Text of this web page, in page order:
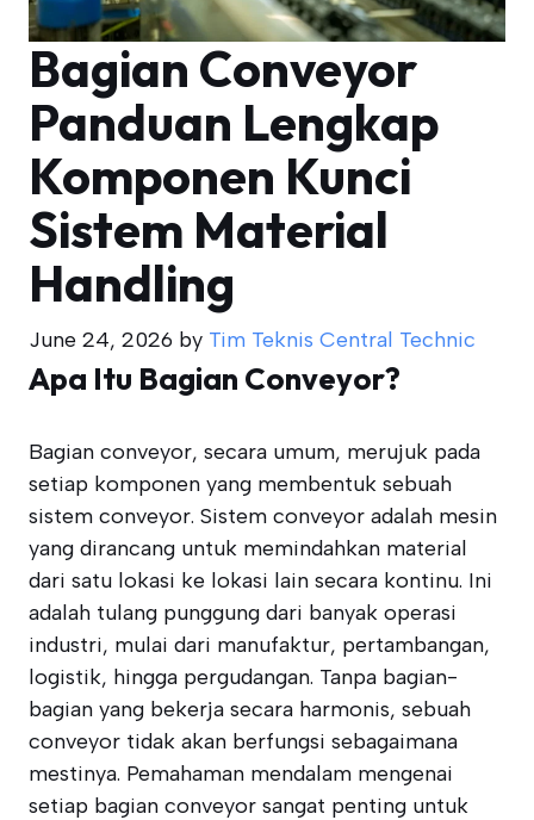
Bagian Conveyor
Panduan Lengkap
Komponen Kunci
Sistem Material
Handling
June 24, 2026 by Tim Teknis Central Technic
Apa Itu Bagian Conveyor?
Bagian conveyor, secara umum, merujuk pada
setiap komponen yang membentuk sebuah
sistem conveyor. Sistem conveyor adalah mesin
yang dirancang untuk memindahkan material
dari satu lokasi ke lokasi lain secara kontinu. Ini
adalah tulang punggung dari banyak operasi
industri, mulai dari manufaktur, pertambangan,
logistik, hingga pergudangan. Tanpa bagian-
bagian yang bekerja secara harmonis, sebuah
conveyor tidak akan berfungsi sebagaimana
mestinya. Pemahaman mendalam mengenai
setiap bagian conveyor sangat penting untuk